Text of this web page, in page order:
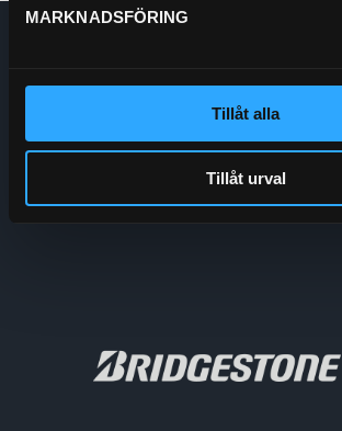
MARKNADSFÖRING
Tillåt alla
Tillåt urval
740 03 Östervåla